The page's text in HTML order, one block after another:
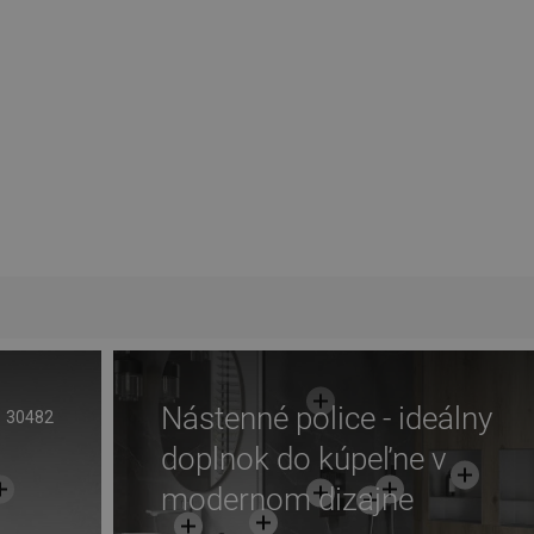
30482
Nástenné police - ideálny
doplnok do kúpeľne v
modernom dizajne